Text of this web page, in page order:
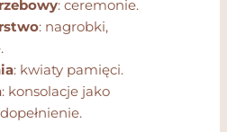
: ceremonie.
: nagrobki,
: kwiaty pamięci.
: konsolacje jako